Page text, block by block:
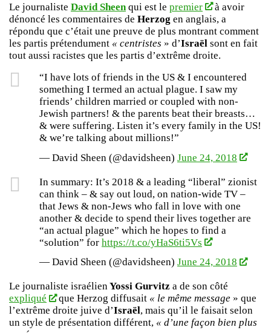
Le journaliste David Sheen qui est le premier
à avoir
dénoncé les commentaires de Herzog en anglais, a
répondu que c’était une preuve de plus montrant comment
les partis prétendument « centristes » d’Israël sont en fait
tout aussi racistes que les partis d’extrême droite.
“I have lots of friends in the US & I encountered
something I termed an actual plague. I saw my
friends’ children married or coupled with non-
Jewish partners! & the parents beat their breasts…
& were suffering. Listen it’s every family in the US!
& we’re talking about millions!”
— David Sheen (@davidsheen) June 24, 2018
In summary: It’s 2018 & a leading “liberal” zionist
can think – & say out loud, on nation-wide TV –
that Jews & non-Jews who fall in love with one
another & decide to spend their lives together are
“an actual plague” which he hopes to find a
“solution” for https://t.co/yHaS6ti5Vs
— David Sheen (@davidsheen) June 24, 2018
Le journaliste israélienYossi Gurvitz a de son côté
expliqué
que Herzog diffusait « le même message » que
l’extrême droite juive d’Israël, mais qu’il le faisait selon
un style de présentation différent, « d’une façon bien plus